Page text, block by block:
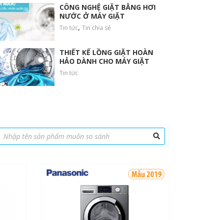
CÔNG NGHỆ GIẶT BẰNG HƠI
NƯỚC Ở MÁY GIẶT
Tin tức, Tin chia sẻ
THIẾT KẾ LỒNG GIẶT HOÀN
HẢO DÀNH CHO MÁY GIẶT
Tin tức